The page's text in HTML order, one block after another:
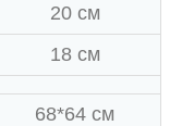
20 см
18 см
68*64 см